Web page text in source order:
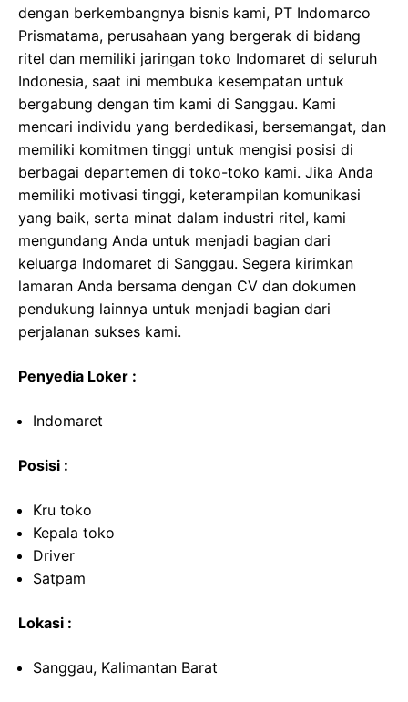
dengan berkembangnya bisnis kami, PT Indomarco
Prismatama, perusahaan yang bergerak di bidang
ritel dan memiliki jaringan toko Indomaret di seluruh
Indonesia, saat ini membuka kesempatan untuk
bergabung dengan tim kami di Sanggau. Kami
mencari individu yang berdedikasi, bersemangat, dan
memiliki komitmen tinggi untuk mengisi posisi di
berbagai departemen di toko-toko kami. Jika Anda
memiliki motivasi tinggi, keterampilan komunikasi
yang baik, serta minat dalam industri ritel, kami
mengundang Anda untuk menjadi bagian dari
keluarga Indomaret di Sanggau. Segera kirimkan
lamaran Anda bersama dengan CV dan dokumen
pendukung lainnya untuk menjadi bagian dari
perjalanan sukses kami.
Penyedia Loker :
Indomaret
Posisi :
Kru toko
Kepala toko
Driver
Satpam
Lokasi :
Sanggau, Kalimantan Barat